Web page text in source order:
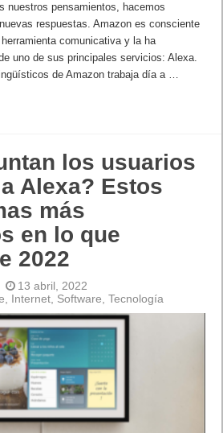
nuestros pensamientos, hacemos
respuestas. Amazon es consciente
comunicativa y la ha
uno de sus principales servicios: Alexa.
de Amazon trabaja día a …
los usuarios
Alexa? Estos
más
en lo que
2022
13 abril, 2022
Internet Software ,Tecnología